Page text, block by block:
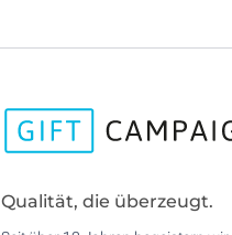
Qualität, die überzeugt.